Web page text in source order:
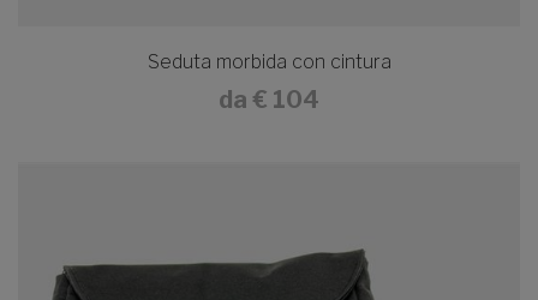
Seduta morbida con cintura
da € 104